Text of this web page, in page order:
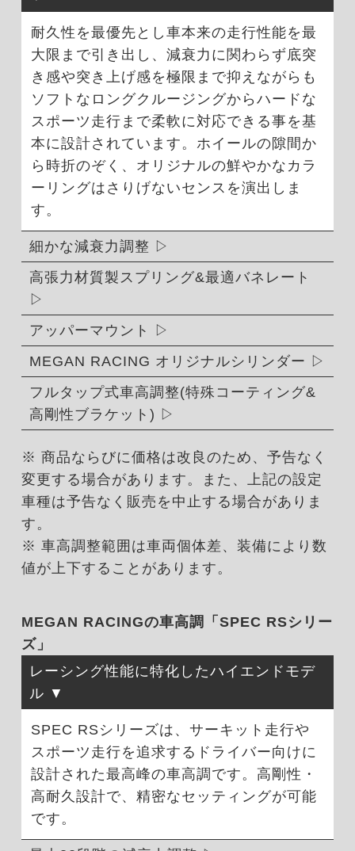
耐久性を最優先とし車本来の走行性能を最
大限まで引き出し、減衰力に関わらず底突
き感や突き上げ感を極限まで抑えながらも
ソフトなロングクルージングからハードな
スポーツ走行まで柔軟に対応できる事を基
本に設計されています。ホイールの隙間か
ら時折のぞく、オリジナルの鮮やかなカラ
ーリングはさりげないセンスを演出しま
す。
細かな減衰力調整
高張力材質製スプリング&最適バネレート
アッパーマウント
MEGAN RACING オリジナルシリンダー
フルタップ式車高調整(特殊コーティング&
高剛性ブラケット)
※ 商品ならびに価格は改良のため、予告なく
変更する場合があります。また、上記の設定
車種は予告なく販売を中止する場合がありま
す。
※ 車高調整範囲は車両個体差、装備により数
値が上下することがあります。
MEGAN RACINGの車高調「SPEC RSシリー
ズ」
レーシング性能に特化したハイエンドモデ
ル
SPEC RSシリーズは、サーキット走行や
スポーツ走行を追求するドライバー向けに
設計された最高峰の車高調です。高剛性・
高耐久設計で、精密なセッティングが可能
です。